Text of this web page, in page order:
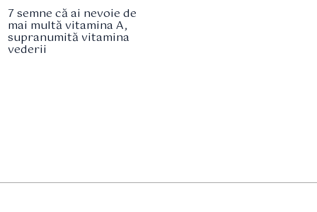
7 semne că ai nevoie de
mai multă vitamina A,
supranumită vitamina
vederii